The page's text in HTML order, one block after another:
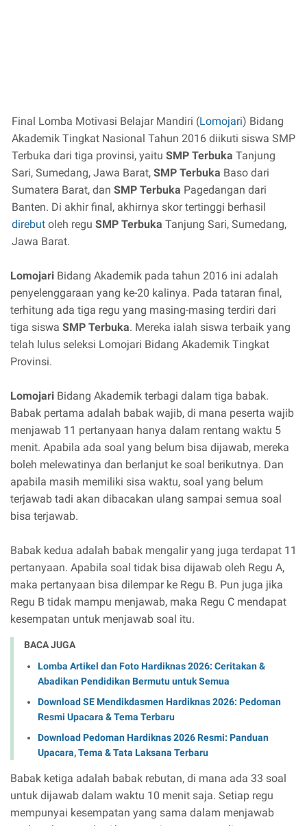
Final Lomba Motivasi Belajar Mandiri (Lomojari) Bidang
Akademik Tingkat Nasional Tahun 2016 diikuti siswa SMP
Terbuka dari tiga provinsi, yaitu SMP Terbuka Tanjung
Sari, Sumedang, Jawa Barat, SMP Terbuka Baso dari
Sumatera Barat, dan SMP Terbuka Pagedangan dari
Banten. Di akhir final, akhirnya skor tertinggi berhasil
direbut oleh regu SMP Terbuka Tanjung Sari, Sumedang,
Jawa Barat.
Lomojari Bidang Akademik pada tahun 2016 ini adalah
penyelenggaraan yang ke-20 kalinya. Pada tataran final,
terhitung ada tiga regu yang masing-masing terdiri dari
tiga siswa SMP Terbuka. Mereka ialah siswa terbaik yang
telah lulus seleksi Lomojari Bidang Akademik Tingkat
Provinsi.
Lomojari Bidang Akademik terbagi dalam tiga babak.
Babak pertama adalah babak wajib, di mana peserta wajib
menjawab 11 pertanyaan hanya dalam rentang waktu 5
menit. Apabila ada soal yang belum bisa dijawab, mereka
boleh melewatinya dan berlanjut ke soal berikutnya. Dan
apabila masih memiliki sisa waktu, soal yang belum
terjawab tadi akan dibacakan ulang sampai semua soal
bisa terjawab.
Babak kedua adalah babak mengalir yang juga terdapat 11
pertanyaan. Apabila soal tidak bisa dijawab oleh Regu A,
maka pertanyaan bisa dilempar ke Regu B. Pun juga jika
Regu B tidak mampu menjawab, maka Regu C mendapat
kesempatan untuk menjawab soal itu.
BACA JUGA
Lomba Artikel dan Foto Hardiknas 2026: Ceritakan &
Abadikan Pendidikan Bermutu untuk Semua
Download SE Mendikdasmen Hardiknas 2026: Pedoman
Resmi Upacara & Tema Terbaru
Download Pedoman Hardiknas 2026 Resmi: Panduan
Upacara, Tema & Tata Laksana Terbaru
Babak ketiga adalah babak rebutan, di mana ada 33 soal
untuk dijawab dalam waktu 10 menit saja. Setiap regu
mempunyai kesempatan yang sama dalam menjawab